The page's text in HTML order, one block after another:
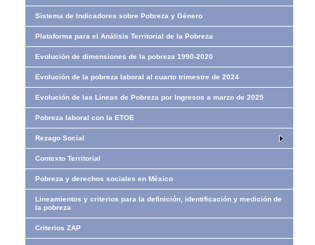
Sistema de Indicadores sobre Pobreza y Género
Plataforma para el Análisis Territorial de la Pobreza
Evolución de dimensiones de la pobreza 1990-2020
Evolución de la pobreza laboral al cuarto trimestre de 2024
Evolución de las Líneas de Pobreza por Ingresos​​ a marzo de 2025
Pobreza laboral con la ETOE
Rezago Social
Contexto Territorial
Pobreza y derechos sociales en México
Lineamientos y criterios para la definición, identificación y medición de
la pobreza
Criterios ZAP